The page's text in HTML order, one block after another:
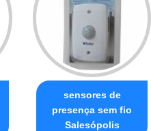
sensores de
presença sem fio
Salesópolis